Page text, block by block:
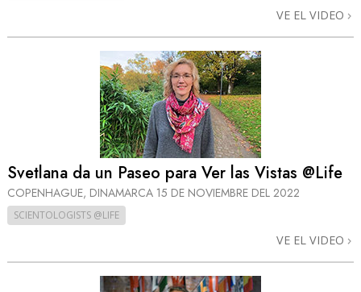
VE EL VIDEO
Svetlana da un Paseo para Ver las Vistas @Life
COPENHAGUE, DINAMARCA 15 DE NOVIEMBRE DEL 2022
SCIENTOLOGISTS @LIFE
VE EL VIDEO